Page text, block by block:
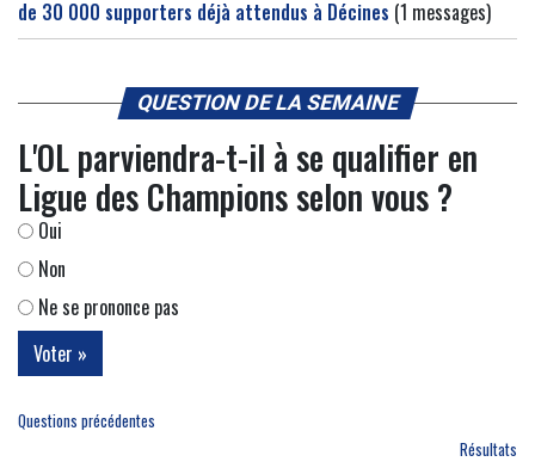
de 30 000 supporters déjà attendus à Décines (1 messages)
QUESTION DE LA SEMAINE
L'OL parviendra-t-il à se qualifier en
Ligue des Champions selon vous ?
Oui
Non
Ne se prononce pas
Questions précédentes
Résultats